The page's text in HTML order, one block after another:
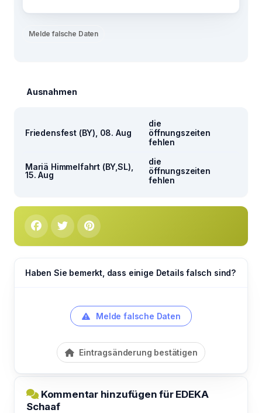
Melde falsche Daten
Ausnahmen
Friedensfest (BY), 08. Aug
die
öffnungszeiten
fehlen
Mariä Himmelfahrt (BY,SL),
15. Aug
die
öffnungszeiten
fehlen
Haben Sie bemerkt, dass einige Details falsch sind?
Melde falsche Daten
Eintragsänderung bestätigen
Kommentar hinzufügen für EDEKA
Schaaf